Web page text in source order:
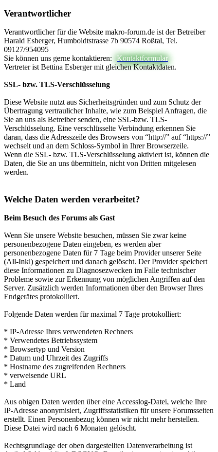
Verantwortlicher
Verantwortlicher für die Website makro-forum.de ist der Betreiber
Harald Esberger, Humboldtstrasse 7b 90574 Roßtal, Tel.
09127/954095
Sie können uns gerne kontaktieren:
Kontaktformular
Vertreter ist Bettina Esberger mit gleichen Kontaktdaten.
SSL- bzw. TLS-Verschlüsselung
Diese Website nutzt aus Sicherheitsgründen und zum Schutz der
Übertragung vertraulicher Inhalte, wie zum Beispiel Anfragen, die
Sie an uns als Betreiber senden, eine SSL-bzw. TLS-
Verschlüsselung. Eine verschlüsselte Verbindung erkennen Sie
daran, dass die Adresszeile des Browsers von “http://” auf “https://”
wechselt und an dem Schloss-Symbol in Ihrer Browserzeile.
Wenn die SSL- bzw. TLS-Verschlüsselung aktiviert ist, können die
Daten, die Sie an uns übermitteln, nicht von Dritten mitgelesen
werden.
Welche Daten werden verarbeitet?
Beim Besuch des Forums als Gast
Wenn Sie unsere Website besuchen, müssen Sie zwar keine
personenbezogene Daten eingeben, es werden aber
personenbezogene Daten für 7 Tage beim Provider unserer Seite
(All-Inkl) gespeichert und danach gelöscht. Der Provider speichert
diese Informationen zu Diagnosezwecken im Falle technischer
Probleme sowie zur Erkennung von möglichen Angriffen auf den
Server. Zusätzlich werden Informationen über den Browser Ihres
Endgerätes protokolliert.
Folgende Daten werden für maximal 7 Tage protokolliert:
* IP-Adresse Ihres verwendeten Rechners
* Verwendetes Betriebssystem
* Browsertyp und Version
* Datum und Uhrzeit des Zugriffs
* Hostname des zugreifenden Rechners
* verweisende URL
* Land
Aus obigen Daten werden über eine Accesslog-Datei, welche Ihre
IP-Adresse anonymisiert, Zugriffsstatistiken für unsere Forumsseiten
erstellt. Einen Personenbezug können wir nicht mehr herstellen.
Diese Datei wird nach 6 Monaten gelöscht.
Rechtsgrundlage der oben dargestellten Datenverarbeitung ist